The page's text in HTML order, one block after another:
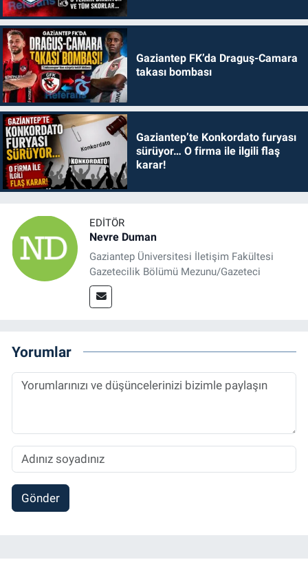
Gaziantep FK’da Draguş-Camara
takası bombası
Gaziantep’te Konkordato furyası
sürüyor… O firma ile ilgili flaş
karar!
EDITÖR
Nevre Duman
Gaziantep Üniversitesi İletişim Fakültesi
Gazetecilik Bölümü Mezunu/Gazeteci
Yorumlar
Gönder